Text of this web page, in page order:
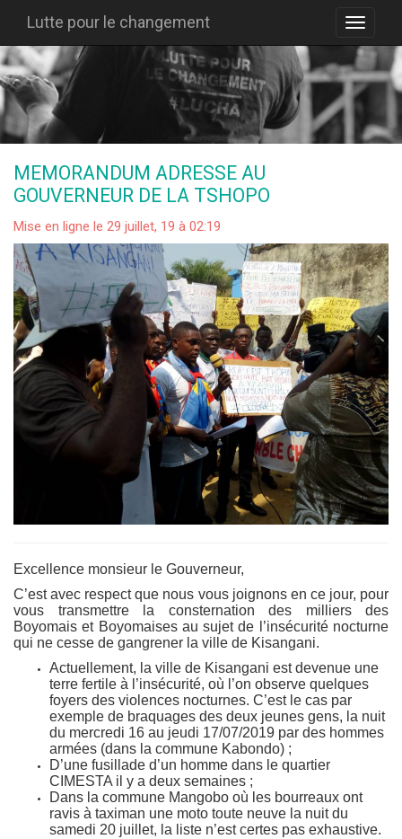
Lutte pour le changement
MEMORANDUM ADRESSE AU
GOUVERNEUR DE LA TSHOPO
Mise en ligne le 29 juillet, 19 à 02:19
Excellence monsieur le Gouverneur,
C’est avec respect que nous vous joignons en ce jour, pour
vous transmettre la consternation des milliers des
Boyomais et Boyomaises au sujet de l’insécurité nocturne
qui ne cesse de gangrener la ville de Kisangani.
Actuellement, la ville de Kisangani est devenue une
terre fertile à l’insécurité, où l’on observe quelques
foyers des violences nocturnes. C’est le cas par
exemple de braquages des deux jeunes gens, la nuit
du mercredi 16 au jeudi 17/07/2019 par des hommes
armées (dans la commune Kabondo) ;
D’une fusillade d’un homme dans le quartier
CIMESTA il y a deux semaines ;
Dans la commune Mangobo où les bourreaux ont
ravis à taximan une moto toute neuve la nuit du
samedi 20 juillet, la liste n’est certes pas exhaustive.